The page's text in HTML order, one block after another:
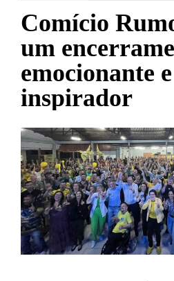
Comício
um
emocionante e
inspirador